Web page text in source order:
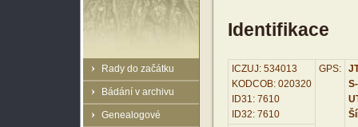
Rady do začátku
Bádání v archivu
Genealogové
Identifikace
ICZUJ: 534013
KODCOB: 020320
ID31: 7610
ID32: 7610
GPS: